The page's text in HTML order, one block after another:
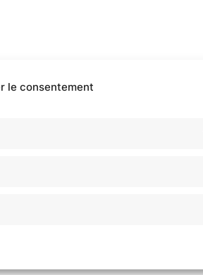
le consentement
notre groupe Facebook